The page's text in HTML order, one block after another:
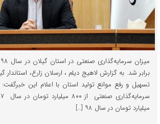
برابر شد. به گزارش لاهیج دیلم ، ارسلان زارع،
تسهیل و رفع موانع تولید استان با اعلام این خبرگفت:
میلیارد تومان در سال ۹۸ […]